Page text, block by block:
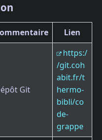
Lien
Git
https:/
/git.coh
abit.fr/t
hermo-
bibli/co
de-
grappe